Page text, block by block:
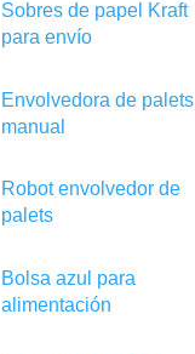
Sobres de papel Kraft
para envío
Envolvedora de palets
manual
Robot envolvedor de
palets
Bolsa azul para
alimentación